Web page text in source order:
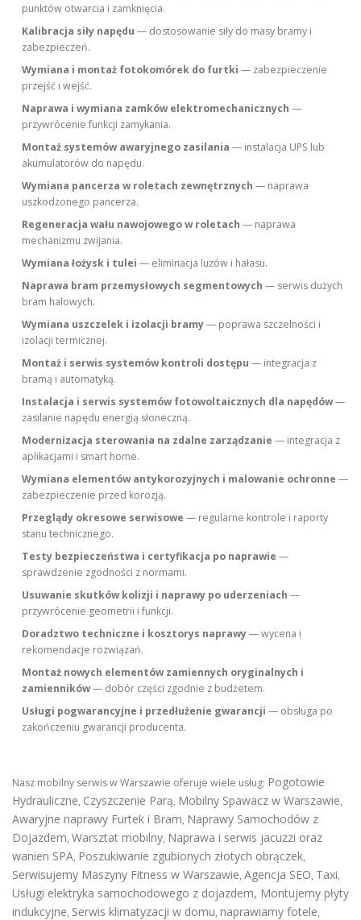
punktów otwarcia i zamknięcia.
Kalibracja siły napędu — dostosowanie siły do masy bramy i
zabezpieczeń.
Wymiana i montaż fotokomórek do furtki — zabezpieczenie
przejść i wejść.
Naprawa i wymiana zamków elektromechanicznych —
przywrócenie funkcji zamykania.
Montaż systemów awaryjnego zasilania — instalacja UPS lub
akumulatorów do napędu.
Wymiana pancerza w roletach zewnętrznych — naprawa
uszkodzonego pancerza.
Regeneracja wału nawojowego w roletach — naprawa
mechanizmu zwijania.
Wymiana łożysk i tulei — eliminacja luzów i hałasu.
Naprawa bram przemysłowych segmentowych — serwis dużych
bram halowych.
Wymiana uszczelek i izolacji bramy— poprawa szczelności i
izolacji termicznej.
Montaż i serwis systemów kontroli dostępu — integracja z
bramą i automatyką.
Instalacja i serwis systemów fotowoltaicznych dla napędów—
zasilanie napędu energią słoneczną.
Modernizacja sterowania na zdalne zarządzanie — integracja z
aplikacjami i smart home.
Wymiana elementów antykorozyjnych i malowanie ochronne —
zabezpieczenie przed korozją.
Przeglądy okresowe serwisowe — regularne kontrole i raporty
stanu technicznego.
Testy bezpieczeństwa i certyfikacja po naprawie —
sprawdzenie zgodności z normami.
Usuwanie skutków kolizji i naprawy po uderzeniach —
przywrócenie geometrii i funkcji.
Doradztwo techniczne i kosztorys naprawy— wycena i
rekomendacje rozwiązań.
Montaż nowych elementów zamiennych oryginalnych i
zamienników— dobór części zgodnie z budżetem.
Usługi pogwarancyjne i przedłużenie gwarancji — obsługa po
zakończeniu gwarancji producenta.
Nasz mobilny serwis w Warszawie oferuje wiele usług: Pogotowie
Hydrauliczne, Czyszczenie Parą, Mobilny Spawacz w Warszawie,
Awaryjne naprawy Furtek i Bram, Naprawy Samochodów z
Dojazdem, Warsztat mobilny, Naprawa i serwis jacuzzi oraz
wanien SPA, Poszukiwanie zgubionych złotych obrączek,
Serwisujemy Maszyny Fitness w Warszawie, Agencja SEO, Taxi,
Usługi elektryka samochodowego z dojazdem, Montujemy płyty
indukcyjne, Serwis klimatyzacji w domu, naprawiamy fotele,